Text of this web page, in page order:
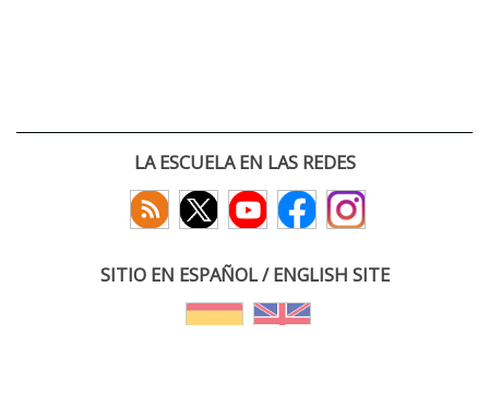
LA ESCUELA EN LAS REDES
SITIO EN ESPAÑOL / ENGLISH SITE